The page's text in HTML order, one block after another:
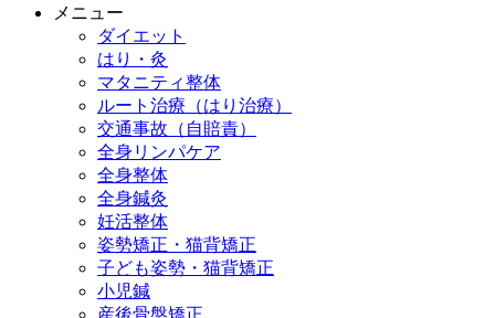
メニュー
ダイエット
はり・灸
マタニティ整体
ルート治療（はり治療）
交通事故（自賠責）
全身リンパケア
全身整体
全身鍼灸
妊活整体
姿勢矯正・猫背矯正
子ども姿勢・猫背矯正
小児鍼
産後骨盤矯正